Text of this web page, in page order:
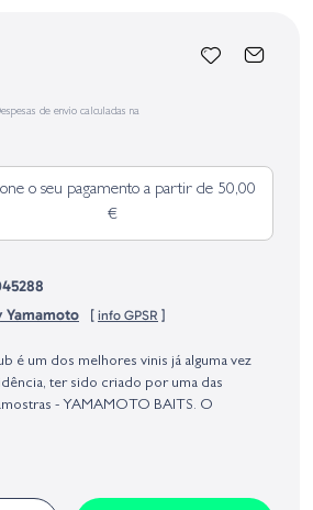
de envio calculadas na
o seu pagamento a partir de 50,00
€
Yamamoto [ info GPSR ]
marca, conforme requerido no Regulamento
Produtos (GPSR):
é um dos melhores vinis já alguma vez
ter sido criado por uma das
- YAMAMOTO BAITS. O
Grubs tem a capacidade de apanhar